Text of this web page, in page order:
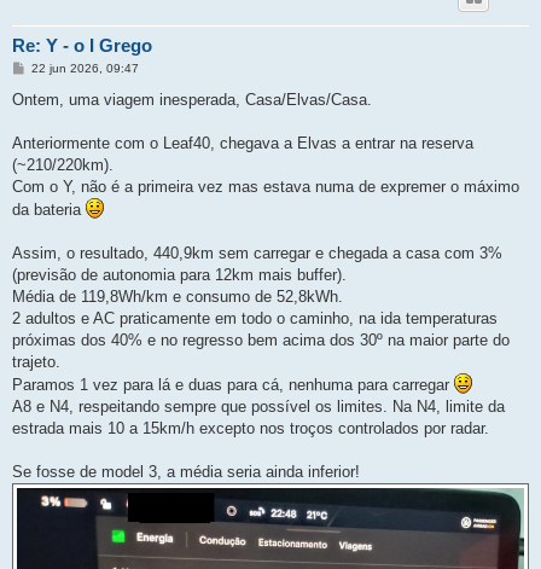
Re: Y - o I Grego
M
n
g
m
22 jun 2026, 09:47
Ontem, uma viagem inesperada, Casa/Elvas/Casa.
Anteriormente com o Leaf40, chegava a Elvas a entrar na reserva
(~210/220km).
Com o Y, não é a primeira vez mas estava numa de expremer o máximo
da bateria
Assim, o resultado, 440,9km sem carregar e chegada a casa com 3%
(previsão de autonomia para 12km mais buffer).
Média de 119,8Wh/km e consumo de 52,8kWh.
2 adultos e AC praticamente em todo o caminho, na ida temperaturas
próximas dos 40% e no regresso bem acima dos 30º na maior parte do
trajeto.
Paramos 1 vez para lá e duas para cá, nenhuma para carregar
A8 e N4, respeitando sempre que possível os limites. Na N4, limite da
estrada mais 10 a 15km/h excepto nos troços controlados por radar.
Se fosse de model 3, a média seria ainda inferior!